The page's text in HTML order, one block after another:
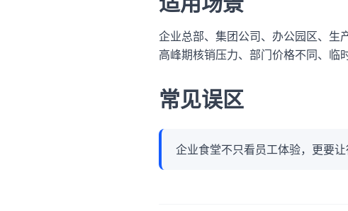
企业总部、集团公司、办公园区、生
高峰期核销压力、部门价格不同、临
常见误区
企业食堂不只看员工体验，更要